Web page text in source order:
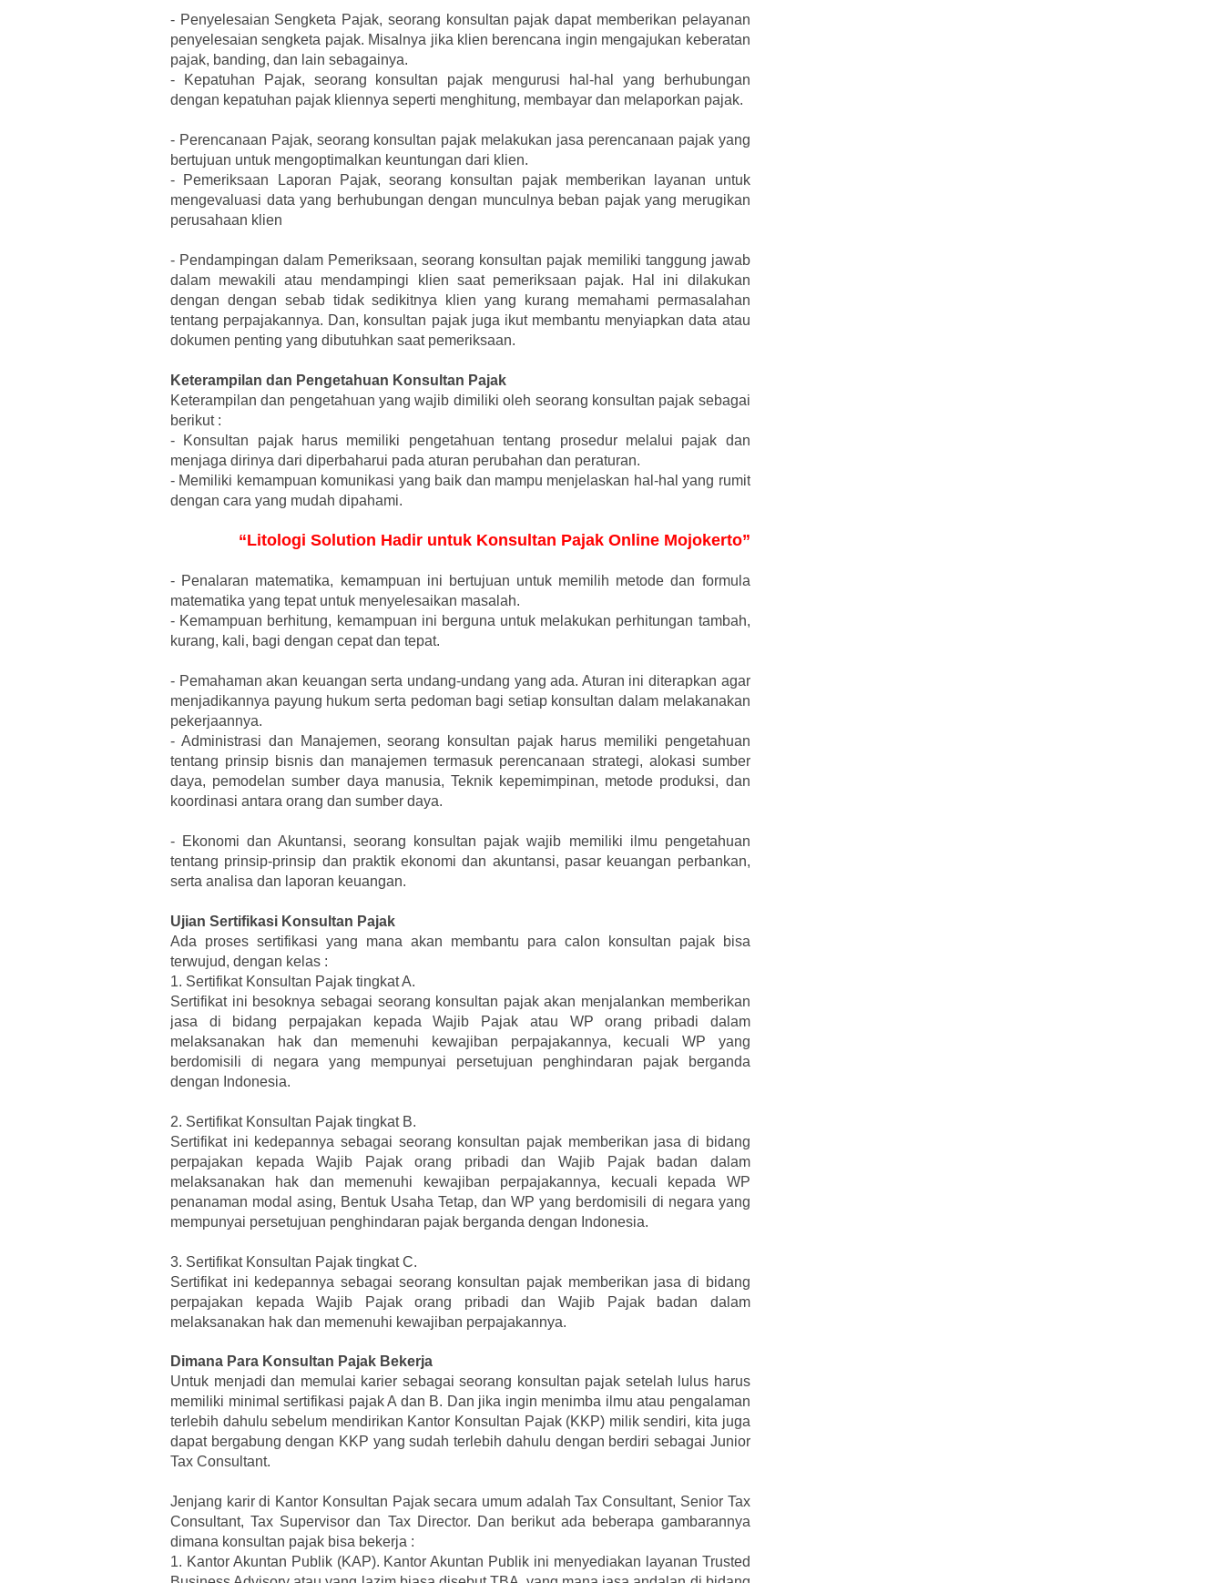
- Penyelesaian Sengketa Pajak, seorang konsultan pajak dapat memberikan pelayanan
penyelesaian sengketa pajak. Misalnya jika klien berencana ingin mengajukan keberatan
pajak, banding, dan lain sebagainya.
-
Kepatuhan Pajak, seorang konsultan pajak mengurusi hal-hal yang berhubungan
dengan kepatuhan pajak kliennya seperti menghitung, membayar dan melaporkan pajak.
- Perencanaan Pajak, seorang konsultan pajak melakukan jasa perencanaan pajak yang
bertujuan untuk mengoptimalkan keuntungan dari klien.
-
Pemeriksaan Laporan Pajak, seorang konsultan pajak memberikan layanan untuk
mengevaluasi data yang berhubungan dengan munculnya beban pajak yang merugikan
perusahaan klien
- Pendampingan dalam Pemeriksaan, seorang konsultan pajak memiliki tanggung jawab
dalam mewakili atau mendampingi klien saat pemeriksaan pajak. Hal ini dilakukan
dengan dengan sebab tidak sedikitnya klien yang kurang memahami permasalahan
tentang perpajakannya. Dan, konsultan pajak juga ikut membantu menyiapkan data atau
dokumen penting yang dibutuhkan saat pemeriksaan.
Keterampilan dan Pengetahuan Konsultan Pajak
Keterampilan dan pengetahuan yang wajib dimiliki oleh seorang konsultan pajak sebagai
berikut :
-
Konsultan pajak harus memiliki pengetahuan tentang prosedur melalui pajak dan
menjaga dirinya dari diperbaharui pada aturan perubahan dan peraturan.
- Memiliki kemampuan komunikasi yang baik dan mampu menjelaskan hal-hal yang rumit
dengan cara yang mudah dipahami.
“Litologi Solution Hadir untuk Konsultan Pajak Online Mojokerto”
- Penalaran matematika, kemampuan ini bertujuan untuk memilih metode dan formula
matematika yang tepat untuk menyelesaikan masalah.
- Kemampuan berhitung, kemampuan ini berguna untuk melakukan perhitungan tambah,
kurang, kali, bagi dengan cepat dan tepat.
- Pemahaman akan keuangan serta undang-undang yang ada. Aturan ini diterapkan agar
menjadikannya payung hukum serta pedoman bagi setiap konsultan dalam melakanakan
pekerjaannya.
- Administrasi dan Manajemen, seorang konsultan pajak harus memiliki pengetahuan
tentang prinsip bisnis dan manajemen termasuk perencanaan strategi, alokasi sumber
daya, pemodelan sumber daya manusia, Teknik kepemimpinan, metode produksi, dan
koordinasi antara orang dan sumber daya.
- Ekonomi dan Akuntansi, seorang konsultan pajak wajib memiliki ilmu pengetahuan
tentang prinsip-prinsip dan praktik ekonomi dan akuntansi, pasar keuangan perbankan,
serta analisa dan laporan keuangan.
Ujian Sertifikasi Konsultan Pajak
Ada proses sertifikasi yang mana akan membantu para calon konsultan pajak bisa
terwujud, dengan kelas :
1. Sertifikat Konsultan Pajak tingkat A.
Sertifikat ini besoknya sebagai seorang konsultan pajak akan menjalankan memberikan
jasa di bidang perpajakan kepada Wajib Pajak atau WP orang pribadi dalam
melaksanakan hak dan memenuhi kewajiban perpajakannya, kecuali WP yang
berdomisili di negara yang mempunyai persetujuan penghindaran pajak berganda
dengan Indonesia.
2. Sertifikat Konsultan Pajak tingkat B.
Sertifikat ini kedepannya sebagai seorang konsultan pajak memberikan jasa di bidang
perpajakan kepada Wajib Pajak orang pribadi dan Wajib Pajak badan dalam
melaksanakan hak dan memenuhi kewajiban perpajakannya, kecuali kepada WP
penanaman modal asing, Bentuk Usaha Tetap, dan WP yang berdomisili di negara yang
mempunyai persetujuan penghindaran pajak berganda dengan Indonesia.
3. Sertifikat Konsultan Pajak tingkat C.
Sertifikat ini kedepannya sebagai seorang konsultan pajak memberikan jasa di bidang
perpajakan kepada Wajib Pajak orang pribadi dan Wajib Pajak badan dalam
melaksanakan hak dan memenuhi kewajiban perpajakannya.
Dimana Para Konsultan Pajak Bekerja
Untuk menjadi dan memulai karier sebagai seorang konsultan pajak setelah lulus harus
memiliki minimal sertifikasi pajak A dan B. Dan jika ingin menimba ilmu atau pengalaman
terlebih dahulu sebelum mendirikan Kantor Konsultan Pajak (KKP) milik sendiri, kita juga
dapat bergabung dengan KKP yang sudah terlebih dahulu dengan berdiri sebagai Junior
Tax Consultant.
Jenjang karir di Kantor Konsultan Pajak secara umum adalah Tax Consultant, Senior Tax
Consultant, Tax Supervisor dan Tax Director. Dan berikut ada beberapa gambarannya
dimana konsultan pajak bisa bekerja :
1. Kantor Akuntan Publik (KAP). Kantor Akuntan Publik ini menyediakan layanan Trusted